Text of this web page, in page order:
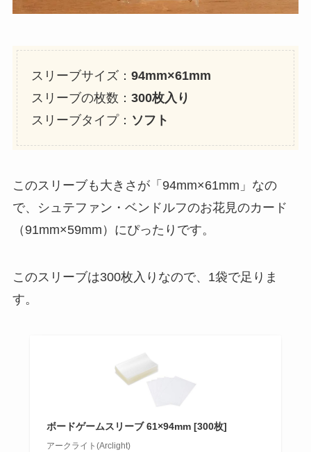
スリーブサイズ： 94mm×61mm
スリーブの枚数： 300枚入り
スリーブタイプ： ソフト
このスリーブも大きさが「94mm×61mm」なの
で、シュテファン・ベンドルフのお花見のカード
（91mm×59mm）にぴったりです。
このスリーブは300枚入りなので、1袋で足りま
す。
ボードゲームスリーブ 61×94mm [300枚]
アークライト(Arclight)